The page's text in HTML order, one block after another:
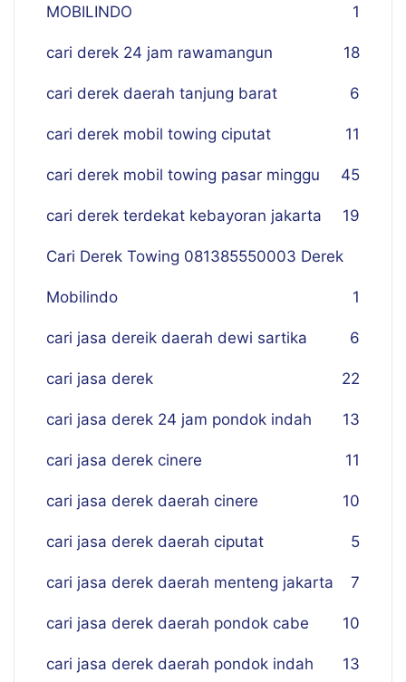
MOBILINDO 1
cari derek 24 jam rawamangun 18
cari derek daerah tanjung barat 6
cari derek mobil towing ciputat 11
cari derek mobil towing pasar minggu 45
cari derek terdekat kebayoran jakarta 19
Cari Derek Towing 081385550003 Derek
Mobilindo 1
cari jasa dereik daerah dewi sartika 6
cari jasa derek 22
cari jasa derek 24 jam pondok indah 13
cari jasa derek cinere 11
cari jasa derek daerah cinere 10
cari jasa derek daerah ciputat 5
cari jasa derek daerah menteng jakarta 7
cari jasa derek daerah pondok cabe 10
cari jasa derek daerah pondok indah 13